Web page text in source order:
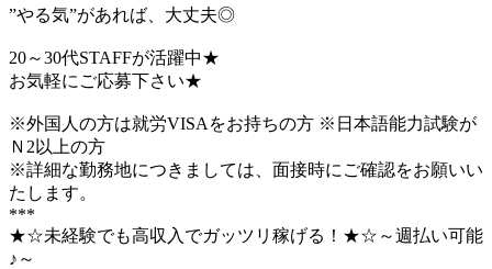
”やる気”があれば、大丈夫◎
20～30代STAFFが活躍中★
お気軽にご応募下さい★
※外国人の方は就労VISAをお持ちの方 ※日本語能力試験が
Ｎ2以上の方
※詳細な勤務地につきましては、面接時にご確認をお願いい
たします。
***
★☆未経験でも高収入でガッツリ稼げる！★☆～週払い可能
♪～